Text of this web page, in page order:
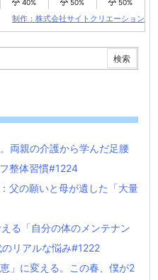
40% 50% 50%
制作：株式会社サイトクリエーション
両親の介護から学んだ足腰
整体習慣#1224
父の願いと母が遺した「大量
る「自分の体のメンテナン
リアルな悩み#1222
」に変える。この春、僕が2